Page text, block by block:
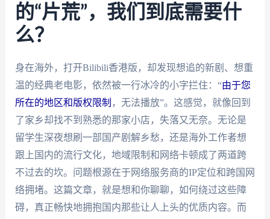
的“片荒”，我们到底需要什
么？
身在海外，打开Bilibili香港版，却发现想追的新剧、想重
温的经典老电影，依然被一行冰冷的小字拦住：“由于您
所在的地区和版权限制 ，无法播放”。这感觉，就像回到
了家乡却找不到熟悉的那家小店，失落又无奈。无论是
留学生深夜想刷一部国产剧解乡愁，还是海外工作者想
跟上国内的流行文化，地域限制和网络卡顿成了两道跨
不过去的坎。问题根源在于网络服务商的IP定位和跨国网
络拥堵。这篇文章，就是想和你聊聊，如何绕过这些障
碍，真正畅快地拥抱国内那些让人上头的优质内容。而